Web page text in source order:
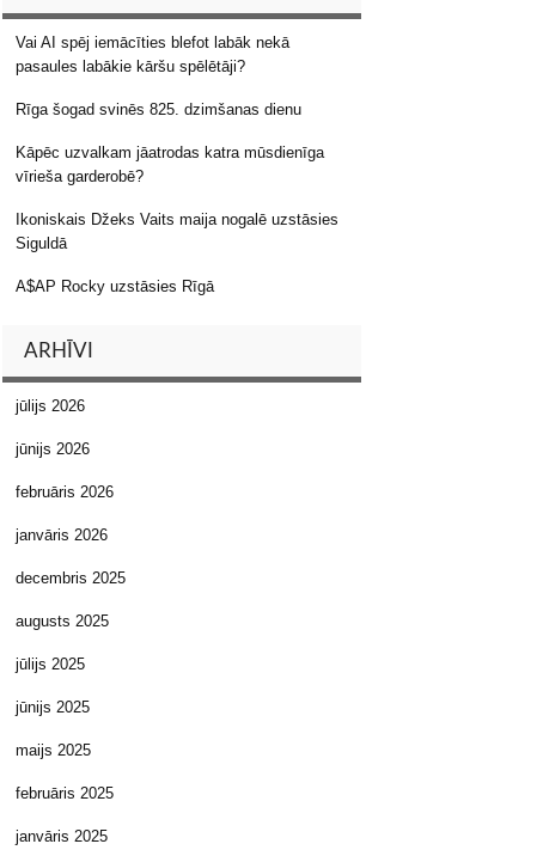
Vai AI spēj iemācīties blefot labāk nekā
pasaules labākie kāršu spēlētāji?
Rīga šogad svinēs 825. dzimšanas dienu
Kāpēc uzvalkam jāatrodas katra mūsdienīga
vīrieša garderobē?
Ikoniskais Džeks Vaits maija nogalē uzstāsies
Siguldā
A$AP Rocky uzstāsies Rīgā
ARHĪVI
jūlijs 2026
jūnijs 2026
februāris 2026
janvāris 2026
decembris 2025
augusts 2025
jūlijs 2025
jūnijs 2025
maijs 2025
februāris 2025
janvāris 2025